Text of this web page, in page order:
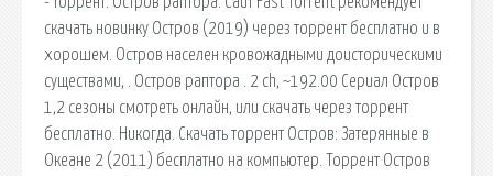
скачать новинку Остров (2019) через торрент бесплатно и в
хорошем. Остров населен кровожадными доисторическими
существами, . Остров раптора . 2 ch, ~192.00 Сериал Остров
1,2 сезоны смотреть онлайн, или скачать через торрент
бесплатно. Никогда. Скачать торрент Остров: Затерянные в
Океане 2 (2011) бесплатно на компьютер. Торрент Остров